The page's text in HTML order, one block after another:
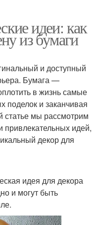
идеи: как
из бумаги
и доступный
Бумага —
в жизнь самые
поделок и заканчивая
мы рассмотрим
привлекательных идей,
декор для
идея для декора
и могут быть